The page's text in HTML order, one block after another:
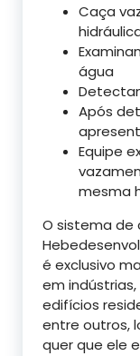
Caça
água
Após
Equipe
mesma
O sistema de
é exclusivo
em
edifícios
entre outros,
quer que ele